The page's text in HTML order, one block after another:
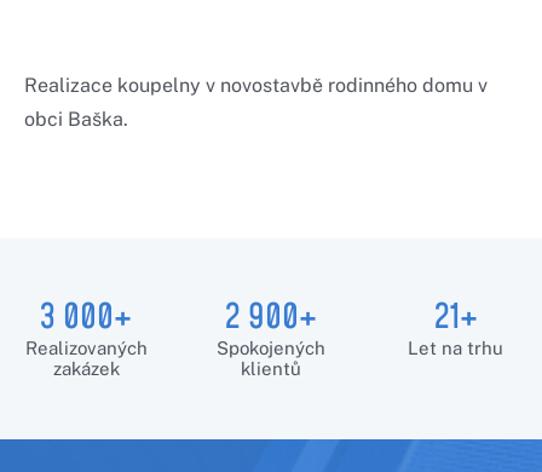
Realizace koupelny v novostavbě rodinného domu v
obci Baška.
3 000+
Realizovaných
zakázek
2 900+
Spokojených
klientů
21+
Let na trhu